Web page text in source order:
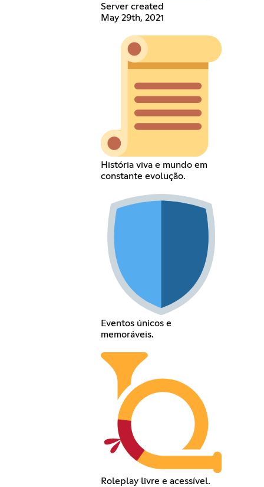
Server created
May 29th, 2021
História viva e mundo em
constante evolução.
Eventos únicos e
memoráveis.
Roleplay livre e acessível.